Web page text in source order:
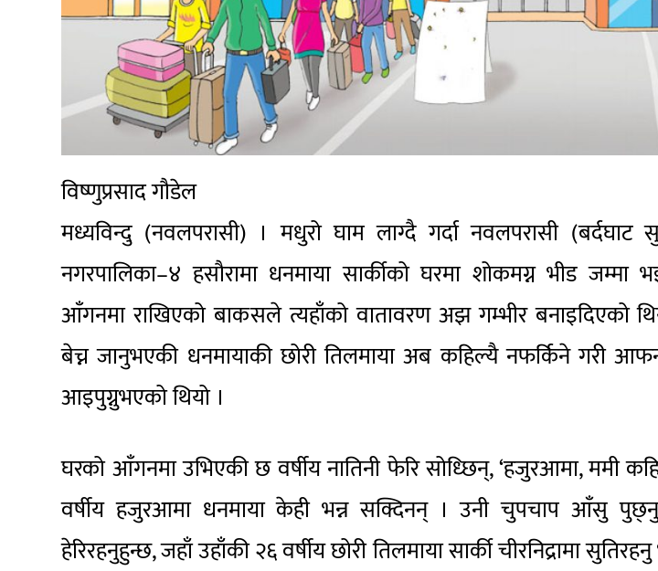
विष्णुप्रसाद गौडेल
मध्यविन्दु (नवलपरासी) । मधुरो घाम लाग्दै गर्दा नवलपरासी (बर्दघाट
नगरपालिका–४ हसौरामा धनमाया सार्कीको घरमा शोकमग्न भीड
आँगनमा राखिएको बाकसले त्यहाँको वातावरण अझ गम्भीर बनाइदिएको
बेच्न जानुभएकी धनमायाकी छोरी तिलमाया अब कहिल्यै नफर्किने गरी
आइपुग्नुभएको थियो ।
घरको आँगनमा उभिएकी छ वर्षीय नातिनी फेरि सोध्छिन्, ‘हजुरआमा, ममी
वर्षीय हजुरआमा धनमाया केही भन्न सक्दिनन् । उनी चुपचाप आँसु
हेरिरहनुहुन्छ, जहाँ उहाँकी २६ वर्षीय छोरी तिलमाया सार्की चीरनिद्रामा